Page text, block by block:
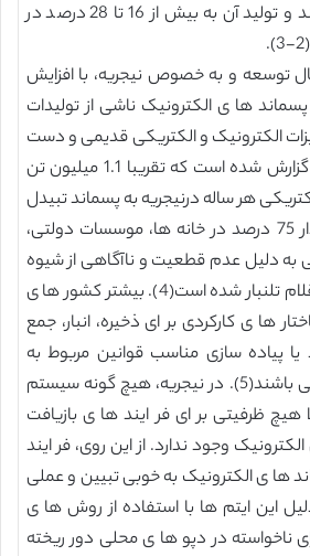
در سرتاسر دنیا می باشند و تولید آن به بیش از 16 تا 28 درصد در
توسعه و به خصوص نیجریه، با افزایش
ها ی الکترونیک ناشی از تولیدات
الکترونیک و الکتریکی قدیمی و دست
دوم مواجه شده است. گزارش شده است که تقریبا 1.1 میلیون تن
هر ساله درنیجریه به پسماند تبیدل
می شود که از این مقدار 75 درصد در خانه ها، موسسات دولتی،
به دلیل عدم قطعیت و ناآگاهی از شیوه
مدیریت و بازیافت این اقلام تلنبار شده است(4). بیشتر کشور ها ی
ها ی کارکردی بر ای ذخیره، انبار، جمع
یا پیاده سازی مناسب قوانین مربوط به
پسماند ها ی خطرناک می باشند(5). در نیجریه، هیچ گونه سیستم
ظرفیتی بر ای فر ایند ها ی بازیافت
وجود ندارد. از این روی، فر ایند
ها ی الکترونیک به خوبی تبیین و عملی
این ایتم ها با استفاده از روش ها ی
ناخواسته در دپو ها ی محلی دور ریخته